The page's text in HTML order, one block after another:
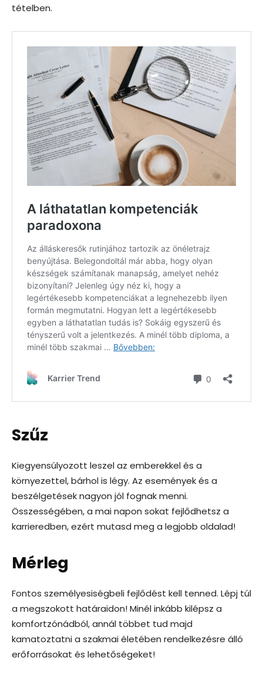
tételben.
Szűz
Kiegyensúlyozott leszel az emberekkel és a
környezettel, bárhol is légy. Az események és a
beszélgetések nagyon jól fognak menni.
Összességében, a mai napon sokat fejlődhetsz a
karrieredben, ezért mutasd meg a legjobb oldalad!
Mérleg
Fontos személyesiségbeli fejlődést kell tenned. Lépj túl
a megszokott határaidon! Minél inkább kilépsz a
komfortzónádból, annál többet tud majd
kamatoztatni a szakmai életében rendelkezésre álló
erőforrásokat és lehetőségeket!